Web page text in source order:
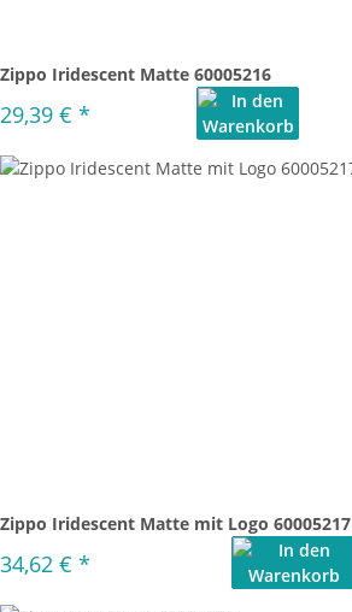
Zippo Iridescent Matte 60005216
29,39 € *
Zippo Iridescent Matte mit Logo 60005217
34,62 € *